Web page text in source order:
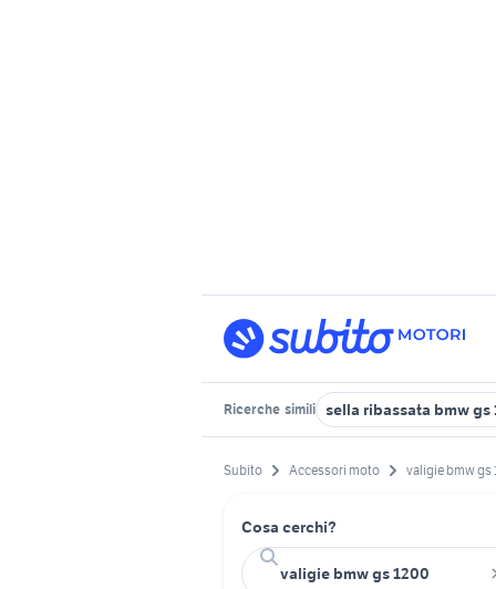
Ricerche simili sella ribassata bmw gs
Subito Accessori moto valigie bmw gs
Cosa cerchi?